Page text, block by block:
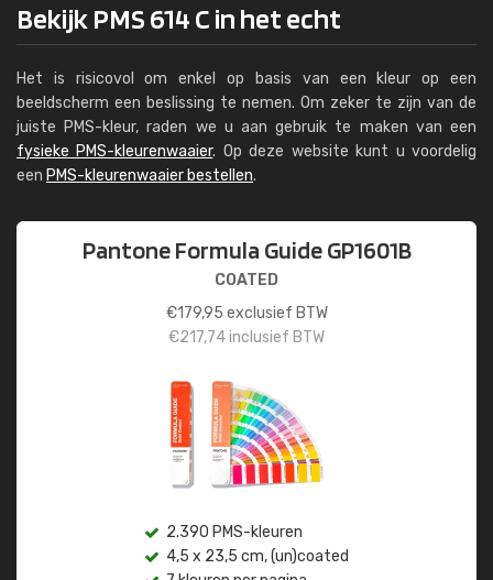
Bekijk PMS 614 C in het echt
Het is risicovol om enkel op basis van een kleur op een
beeldscherm een beslissing te nemen. Om zeker te zijn van de
juiste PMS-kleur, raden we u aan gebruik te maken van een
fysieke PMS-kleurenwaaier. Op deze website kunt u voordelig
een PMS-kleurenwaaier bestellen.
Pantone Formula Guide GP1601B
COATED
€179,95 exclusief BTW
€217,74inclusief BTW
2.390 PMS-kleuren
4,5 x 23,5 cm, (un)coated